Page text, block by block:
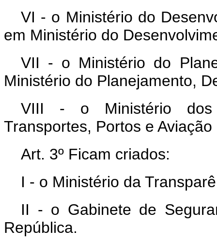
VI - o Ministério do
em Ministério do
VII - o Ministério do
Ministério do Planejamento,
VIII - o Ministério dos
Transportes, Portos e Aviação
Art. 3º Ficam criados:
I - o Ministério da
II - o Gabinete de
República.